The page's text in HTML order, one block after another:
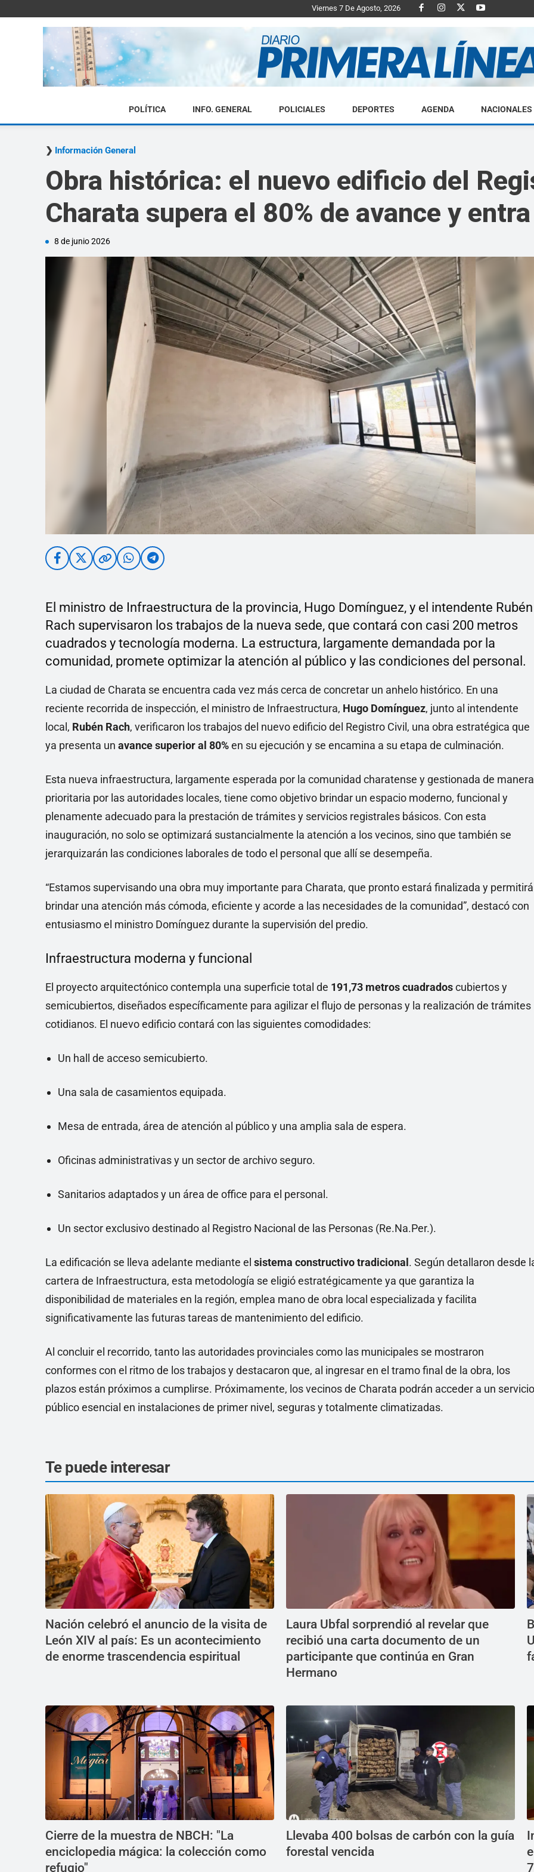
Viernes 7 De Agosto, 2026
Diario
Linea
POLÍTICA INFO. GENERAL POLICIALES DEPORTES AGENDA NACIONALES
Información General
Obra histórica: el nuevo edificio del
Charata supera el 80% de avance y
8 de junio 2026
El ministro de Infraestructura de la provincia, Hugo Domínguez, y el intendente Rubén
Rach supervisaron los trabajos de la nueva sede, que contará con casi 200 metros
cuadrados y tecnología moderna. La estructura, largamente demandada por la
comunidad, promete optimizar la atención al público y las condiciones del personal.
La ciudad de Charata se encuentra cada vez más cerca de concretar un anhelo histórico. En una
reciente recorrida de inspección, el ministro de Infraestructura, Hugo Domínguez, junto al intendente
local, Rubén Rach, verificaron los trabajos del nuevo edificio del Registro Civil, una obra estratégica que
ya presenta un avance superior al 80%en su ejecución y se encamina a su etapa de culminación.
Esta nueva infraestructura, largamente esperada por la comunidad charatense y gestionada de manera
prioritaria por las autoridades locales, tiene como objetivo brindar un espacio moderno, funcional y
plenamente adecuado para la prestación de trámites y servicios registrales básicos. Con esta
inauguración, no solo se optimizará sustancialmente la atención a los vecinos, sino que también se
jerarquizarán las condiciones laborales de todo el personal que allí se desempeña.
“Estamos supervisando una obra muy importante para Charata, que pronto estará finalizada y permitirá
brindar una atención más cómoda, eficiente y acorde a las necesidades de la comunidad”, destacó con
entusiasmo el ministro Domínguez durante la supervisión del predio.
Infraestructura moderna y funcional
El proyecto arquitectónico contempla una superficie total de 191,73 metros cuadradoscubiertos y
semicubiertos, diseñados específicamente para agilizar el flujo de personas y la realización de trámites
cotidianos. El nuevo edificio contará con las siguientes comodidades:
Un hall de acceso semicubierto.
Una sala de casamientos equipada.
Mesa de entrada, área de atención al público y una amplia sala de espera.
Oficinas administrativas y un sector de archivo seguro.
Sanitarios adaptados y un área de office para el personal.
Un sector exclusivo destinado al Registro Nacional de las Personas (Re.Na.Per.).
La edificación se lleva adelante mediante el sistema constructivo tradicional . Según detallaron desde
cartera de Infraestructura, esta metodología se eligió estratégicamente ya que garantiza la
disponibilidad de materiales en la región, emplea mano de obra local especializada y facilita
significativamente las futuras tareas de mantenimiento del edificio.
Al concluir el recorrido, tanto las autoridades provinciales como las municipales se mostraron
conformes con el ritmo de los trabajos y destacaron que, al ingresar en el tramo final de la obra, los
plazos están próximos a cumplirse. Próximamente, los vecinos de Charata podrán acceder a un servicio
público esencial en instalaciones de primer nivel, seguras y totalmente climatizadas.
Te puede interesar
Nación celebró el anuncio de la visita de
León XIV al país: Es un acontecimiento
de enorme trascendencia espiritual
Laura Ubfal sorprendió al revelar que
recibió una carta documento de un
participante que continúa en Gran
Hermano
Cierre de la muestra de NBCH: "La
enciclopedia mágica: la colección como
refugio"
Llevaba 400 bolsas de carbón con la guía
forestal vencida